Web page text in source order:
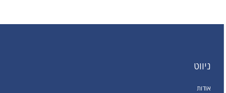
ניווט
אודות